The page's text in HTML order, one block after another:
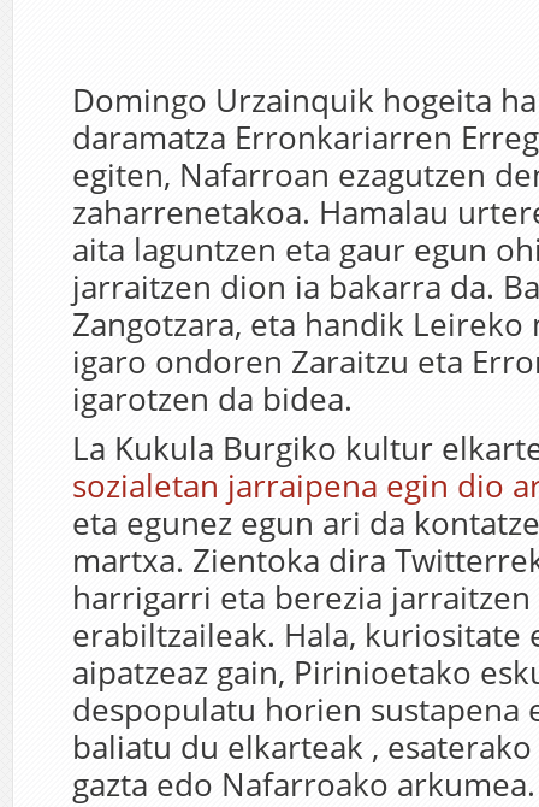
Domingo Urzainquik hogeita
daramatza Erronkariarren
egiten, Nafarroan ezagutzen
zaharrenetakoa. Hamalau
aita laguntzen eta gaur egun
jarraitzen dion ia bakarra da.
Zangotzara, eta handik
igaro ondoren Zaraitzu eta
igarotzen da bidea.
La Kukula Burgiko kultur
sozialetan jarraipena egin dio
eta egunez egun ari da
martxa. Zientoka dira
harrigarri eta berezia
erabiltzaileak. Hala, kuriositate
aipatzeaz gain, Pirinioetako
despopulatu horien sustapena
baliatu du elkarteak ,
gazta edo Nafarroako arkumea.